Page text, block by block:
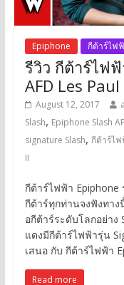
Epiphone กีต้าร์ไฟ
รีวิว กีต้าร์ไฟ
AFD Les
August 12, 2017
Slash, Epiphone Slash
signature Slash, กีต้าร์ไฟ
II
กีต้าร์ไฟฟ้า Epiphone
กีต้าร์ทุกท่านจงฟังทาง
อกีต้าร์ระดับโลกอย่าง
แดงมีกีต้าร์ไฟฟ้ารุ่น
เสนอ กับ กีต้าร์ไฟฟ้า
Read more